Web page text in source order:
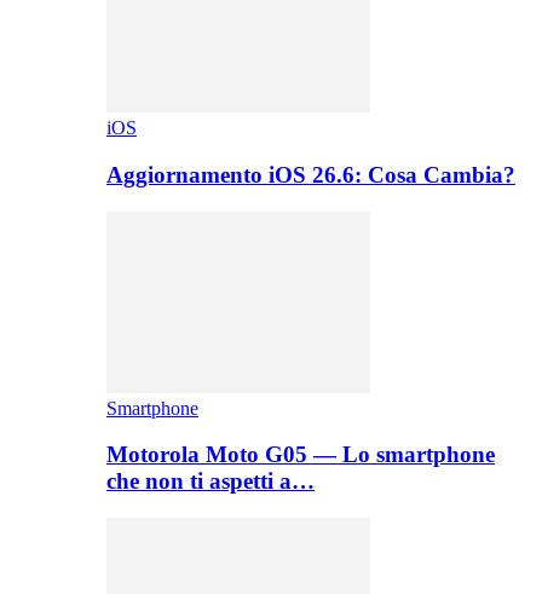
iOS
Aggiornamento iOS 26.6: Cosa Cambia?
Smartphone
Motorola Moto G05 — Lo smartphone
che non ti aspetti a…